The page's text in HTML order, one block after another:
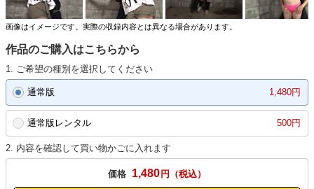
画像はイメージです。実際の収録内容とは異なる場合があります。
作品のご購入はこちらから
1. ご希望の種別を選択してください
通常版 1,480円
通常版レンタル 500円
2. 内容を確認して買い物かごに入れます
価格 1,480 円